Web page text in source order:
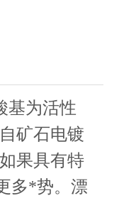
基为活性
矿石电镀
果具有特
多*势。漂